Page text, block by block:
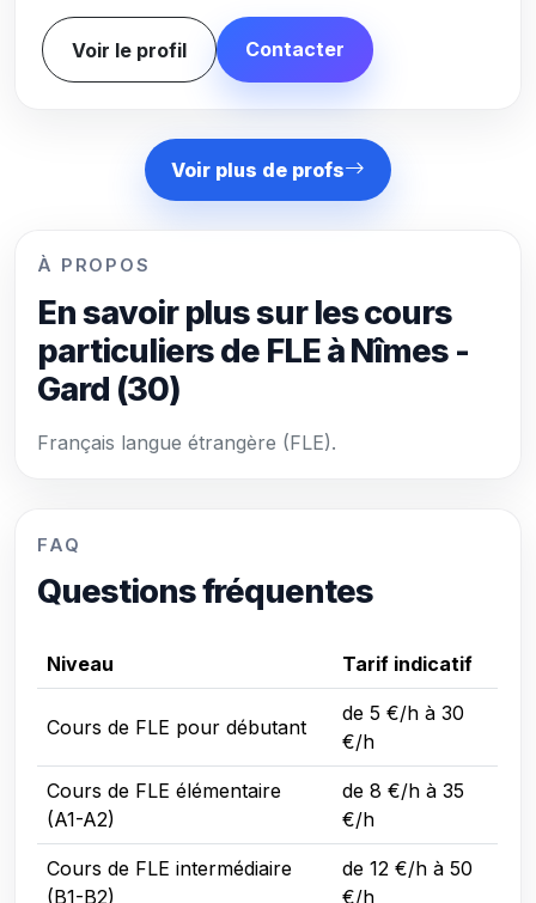
Voir le profil Contacter
Voir plus de profs
À PROPOS
En savoir plus sur les cours
particuliers de FLE à Nîmes -
Gard (30)
Français langue étrangère (FLE).
FAQ
Questions fréquentes
Niveau Tarif indicatif
Cours de FLE pour débutant
de 5 €/h à 30
€/h
Cours de FLE élémentaire
(A1-A2)
de 8 €/h à 35
€/h
Cours de FLE intermédiaire
(B1-B2)
de 12 €/h à 50
€/h